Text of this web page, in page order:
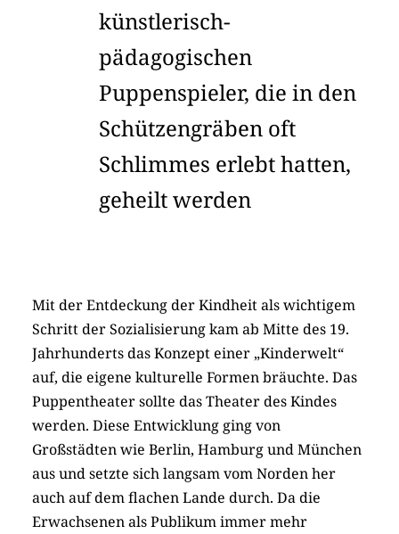
künstlerisch-
pädagogischen
Puppenspieler, die in den
Schützengräben oft
Schlimmes erlebt hatten,
geheilt werden
Mit der Entdeckung der Kindheit als wichtigem
Schritt der Sozialisierung kam ab Mitte des 19.
Jahrhunderts das Konzept einer „Kinderwelt“
auf, die eigene kulturelle Formen bräuchte. Das
Puppentheater sollte das Theater des Kindes
werden. Diese Entwicklung ging von
Großstädten wie Berlin, Hamburg und München
aus und setzte sich langsam vom Norden her
auch auf dem flachen Lande durch. Da die
Erwachsenen als Publikum immer mehr